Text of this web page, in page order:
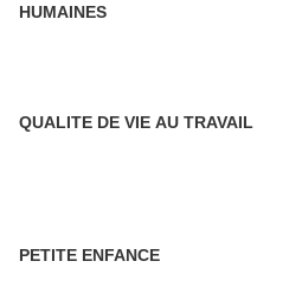
HUMAINES
QUALITE DE VIE AU TRAVAIL
PETITE ENFANCE